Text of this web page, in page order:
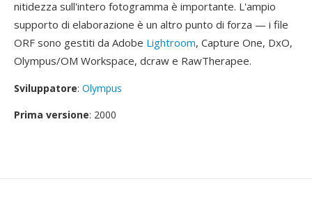
nitidezza sull'intero fotogramma è importante. L'ampio
supporto di elaborazione è un altro punto di forza — i file
ORF sono gestiti da Adobe Lightroom, Capture One, DxO,
Olympus/OM Workspace, dcraw e RawTherapee.
Sviluppatore: Olympus
Prima versione: 2000